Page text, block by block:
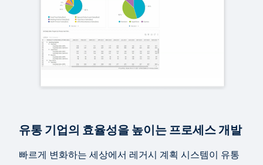
QUICK DEMO
Daily Sales Forecasting
QUICK DEMO
0:49
QUICK DEMO
유통 기업의 효율성을 높이는 프로세스 개발
빠르게 변화하는 세상에서 레거시 계획 시스템이 유통